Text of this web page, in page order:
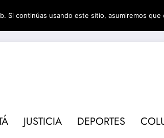
JUSTICIA DEPORTES
Si continúas usando este sitio, asumiremos